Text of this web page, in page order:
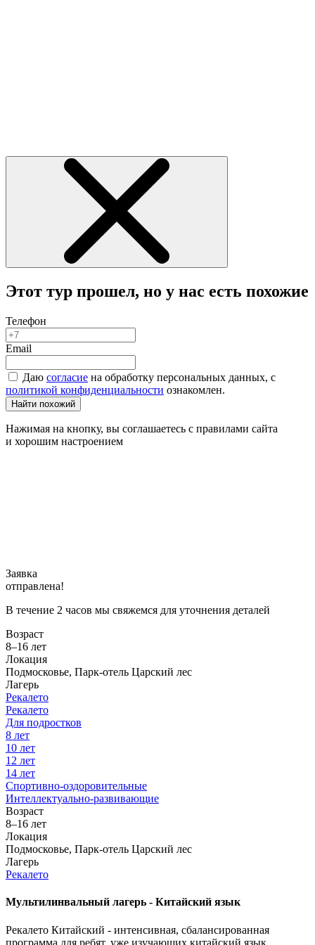
Этот тур прошел, но у нас есть похожие
Телефон
Email
Даю согласие на обработку персональных данных, с
политикой конфиденциальности ознакомлен.
Найти похожий
Нажимая на кнопку, вы соглашаетесь с правилами сайта
и хорошим настроением
Заявка
отправлена!
В течение 2 часов мы свяжемся для уточнения деталей
Возраст
8–16 лет
Локация
Подмосковье, Парк-отель Царский лес
Лагерь
Рекалето
Рекалето
Для подростков
8 лет
10 лет
12 лет
14 лет
Спортивно-оздоровительные
Интеллектуально-развивающие
Возраст
8–16 лет
Локация
Подмосковье, Парк-отель Царский лес
Лагерь
Рекалето
Мультилинвальный лагерь - Китайский язык
Рекалето Китайский - интенсивная, сбалансированная
программа для ребят, уже изучающих китайский язык